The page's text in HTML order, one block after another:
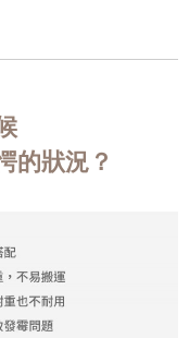
的狀況？